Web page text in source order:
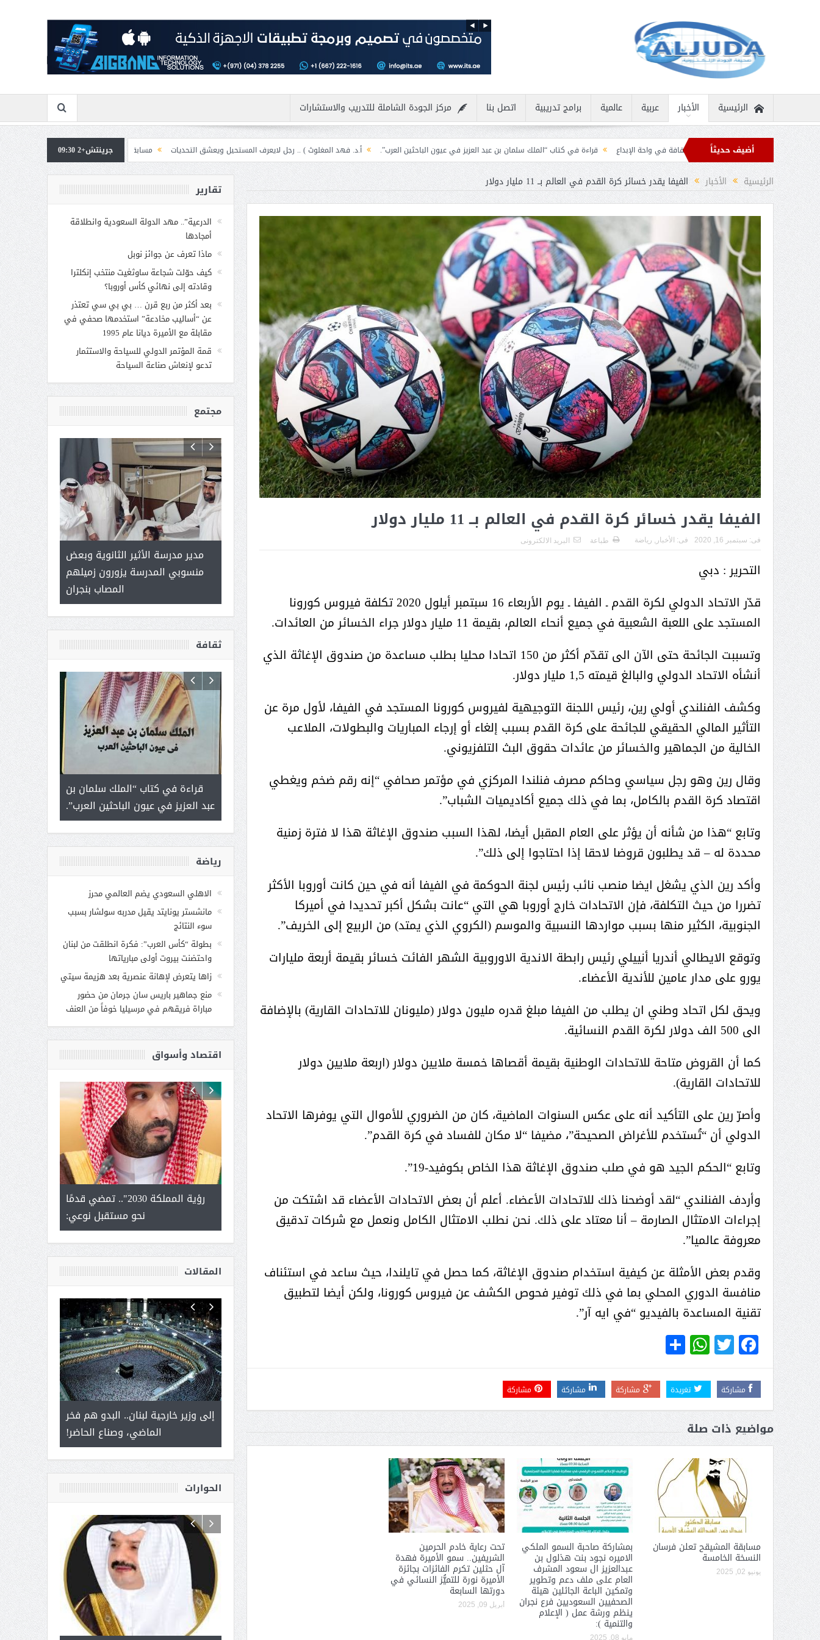
الرئيسية الأخبار عربية عالمية برامج تدريبية اتصل بنا مركز الجودة الشاملة للتدريب والاستشارات
أضيف حديثاً نادرة ثمار الثقافة في واحة الإبداع قراءة في كتاب “الملك سلمان بن عبد العزيز في عيون الباحثين العرب”. أ.د. فهد المغلوث ) .. رجل لايعرف المستحيل ويعشق التحديات مسابقة المشيقح تعلن فرسان النسخة الخامسة
بمشاركة
تهنئة من قادة الدول الإسلامية بمناسبة عيد الفطر
جرينتش+2 09:30
الرئيسية الأخبار الفيفا يقدر خسائر كرة القدم في العالم بــ 11 مليار دولار
الفيفا يقدر خسائر كرة القدم في العالم بــ 11 مليار دولار
فى: سبتمبر 16, 2020 فى: الأخبار , رياضة طباعة البريد الالكترونى
التحرير : دبي
قدّر الاتحاد الدولي لكرة القدم ـ الفيفا ـ يوم الأربعاء 16 سبتمبر أيلول 2020 تكلفة فيروس كورونا
المستجد على اللعبة الشعبية في جميع أنحاء العالم، بقيمة 11 مليار دولار جراء الخسائر من العائدات.
وتسببت الجائحة حتى الآن الى تقدّم أكثر من 150 اتحادا محليا بطلب مساعدة من صندوق الإغاثة الذي
أنشأه الاتحاد الدولي والبالغ قيمته 1,5 مليار دولار.
وكشف الفنلندي أولي رين، رئيس اللجنة التوجيهية لفيروس كورونا المستجد في الفيفا، لأول مرة عن
التأثير المالي الحقيقي للجائحة على كرة القدم بسبب إلغاء أو إرجاء المباريات والبطولات، الملاعب
الخالية من الجماهير والخسائر من عائدات حقوق البث التلفزيوني.
وقال رين وهو رجل سياسي وحاكم مصرف فنلندا المركزي في مؤتمر صحافي “إنه رقم ضخم ويغطي
اقتصاد كرة القدم بالكامل، بما في ذلك جميع أكاديميات الشباب”.
وتابع “هذا من شأنه أن يؤثر على العام المقبل أيضا، لهذا السبب صندوق الإغاثة هذا لا فترة زمنية
محددة له – قد يطلبون قروضا لاحقا إذا احتاجوا إلى ذلك”.
وأكد رين الذي يشغل ايضا منصب نائب رئيس لجنة الحوكمة في الفيفا أنه في حين كانت أوروبا الأكثر
تضررا من حيث التكلفة، فإن الاتحادات خارج أوروبا هي التي “عانت بشكل أكبر تحديدا في أميركا
الجنوبية، الكثير منها بسبب مواردها النسبية والموسم (الكروي الذي يمتد) من الربيع إلى الخريف”.
وتوقع الايطالي أندريا أنييلي رئيس رابطة الاندية الاوروبية الشهر الفائت خسائر بقيمة أربعة مليارات
يورو على مدار عامين للأندية الأعضاء.
ويحق لكل اتحاد وطني ان يطلب من الفيفا مبلغ قدره مليون دولار (مليونان للاتحادات القارية) بالإضافة
الى 500 الف دولار لكرة القدم النسائية.
كما أن القروض متاحة للاتحادات الوطنية بقيمة أقصاها خمسة ملايين دولار (اربعة ملايين دولار
للاتحادات القارية).
وأصرّ رين على التأكيد أنه على عكس السنوات الماضية، كان من الضروري للأموال التي يوفرها الاتحاد
الدولي أن “تُستخدم للأغراض الصحيحة”، مضيفا “لا مكان للفساد في كرة القدم”.
وتابع “الحكم الجيد هو في صلب صندوق الإغاثة هذا الخاص بكوفيد-19”.
وأردف الفنلندي “لقد أوضحنا ذلك للاتحادات الأعضاء. أعلم أن بعض الاتحادات الأعضاء قد اشتكت من
إجراءات الامتثال الصارمة – أنا معتاد على ذلك. نحن نطلب الامتثال الكامل ونعمل مع شركات تدقيق
معروفة عالميا”.
وقدم بعض الأمثلة عن كيفية استخدام صندوق الإغاثة، كما حصل في تايلندا، حيث ساعد في استئناف
منافسة الدوري المحلي بما في ذلك توفير فحوص الكشف عن فيروس كورونا، ولكن أيضا لتطبيق
تقنية المساعدة بالفيديو “في ايه آر”.
Facebook
Twitter
WhatsApp
مشاركة تغريدة مشاركة مشاركة مشاركة
مواضيع ذات صلة
مسابقة المشيقح تعلن فرسان
النسخة الخامسة
يونيو 02, 2025
بمشاركة صاحبة السمو الملكي
الاميره نجود بنت هذلول بن
عبدالعزيز ال سعود المشرف
العام على ملف دعم وتطوير
وتمكين الباعة الجائلين هيئة
الصحفيين السعوديين فرع نجران
ينظم ورشة عمل ( الإعلام
والتنمية ):
مايو 08, 2025
تحت رعاية خادم الحرمين
الشريفين.. سمو الأميرة فهدة
آل حثلين تكرم الفائزات بجائزة
الأميرة نورة للتميُّز النسائي في
دورتها السابعة
أبريل 09, 2025
تقارير
الدرعية”.. مهد الدولة السعودية وانطلاقة
أمجادها
ماذا تعرف عن جوائز نوبل
كيف حوّلت شجاعة ساوثغيت منتخب إنكلترا
وقادته إلى نهائي كأس أوروبا؟
بعد أكثر من ربع قرن … بي بي سي تعتذر
عن “أساليب مخادعة” استخدمها صحفي في
مقابلة مع الأميرة ديانا عام 1995
قمة المؤتمر الدولي للسياحة والاستثمار
تدعو لإنعاش صناعة السياحة
مجتمع
( محمد
مدير مدرسة الأثير الثانوية وبعض
منسوبي المدرسة يزورون زميلهم
المصاب بنجران
الأميرة (نجود بنت هذلول ) .. ميراث
العطاء
ثقافة
قراءة في كتاب “الملك سلمان بن
عبد العزيز في عيون الباحثين العرب”.
أ.د. فهد المغلوث ) .. رجل لايعرف
المستحيل ويعشق التحديات
مسابقة المشيقح تعلن فرسان
النسخة الخامسة
بمشاركة صاحبة السمو الملكي
الاميره نجود بنت هذلول بن
عبدالعزيز ال سعود المشرف العام
على ملف دعم وتطوير وتمكين
الباعة الجائلين هيئة الصحفيين
عمل ( الإعلام والتنمية ):
الثقافة في واحة الإبداع
رياضة
الاهلي السعودي يضم العالمي محرز
مانشستر يونايتد يقيل مدربه سولشار بسبب
سوء النتائج
بطولة “كأس العرب”: فكرة انطلقت من لبنان
واحتضنت بيروت أولى مبارياتها
زاها يتعرض لإهانة عنصرية بعد هزيمة سيتي
منع جماهير باريس سان جرمان من حضور
مباراة فريقهم في مرسيليا خوفاً من العنف
اقتصاد وأسواق
الشيخ
يحصل على
رؤية المملكة 2030".. تمضي قدمًا
نحو مستقبل نوعي:
المؤشرات الجغرافية للتمور ورشة
عمل ينظمها موسم عنيزة
الشيخ صالح بن حسين آل سلامة
يحصل على الدكتوراة في الإدارة من
أكاديمية(جيت) البريطانية
المقالات
سلمان بن
إلى وزير خارجية لبنان.. البدو هم فخر
الماضي، وصناع الحاضر!
( مشعل بن عبد الله ) .. أمير يحمل
جينات الوطن ويتغذى من عشق
القيادة
حوار يحمل جينات الوطن مع الأمير
مشعل بن عبد الله بن عبد العزيز
( مشعل بن عبد الله ) … عاشق
نجران
عبد العزيز.. ملك القلوب
الحوارات
رئيس غرفة نجران محيميد آل شرمه:
وزير حقوق الإنسان اليمني يؤكد أن
انعقاد ملتقى (الوطن